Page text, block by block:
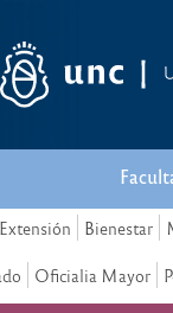
Extensión Bienestar
Oficialia Mayor